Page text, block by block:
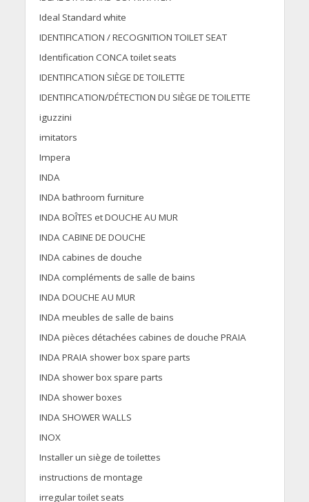
Ideal Standard white
IDENTIFICATION / RECOGNITION TOILET SEAT
Identification CONCA toilet seats
IDENTIFICATION SIÈGE DE TOILETTE
IDENTIFICATION/DÉTECTION DU SIÈGE DE TOILETTE
iguzzini
imitators
Impera
INDA
INDA bathroom furniture
INDA BOÎTES et DOUCHE AU MUR
INDA CABINE DE DOUCHE
INDA cabines de douche
INDA compléments de salle de bains
INDA DOUCHE AU MUR
INDA meubles de salle de bains
INDA pièces détachées cabines de douche PRAIA
INDA PRAIA shower box spare parts
INDA shower box spare parts
INDA shower boxes
INDA SHOWER WALLS
INOX
Installer un siège de toilettes
instructions de montage
irregular toilet seats